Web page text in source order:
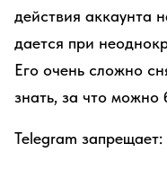
действия аккаунта
дается при
Его очень сложно
знать, за что
Telegram запрещает: